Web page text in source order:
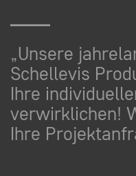
„Unsere
Schellevis
Ihre
verwirklichen!
Ihre